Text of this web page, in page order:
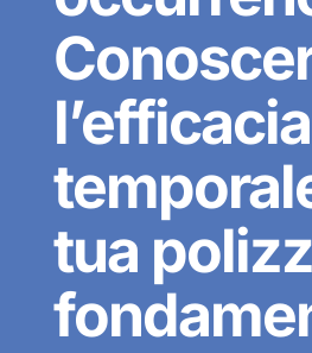
l’efficacia
tua